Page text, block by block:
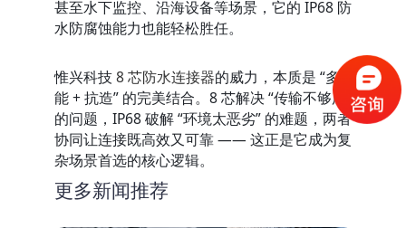
甚至水下监控、沿海设备等场景，它的 IP68 防
水防腐蚀能力也能轻松胜任。
惟兴科技 8 芯防水连接器的威力，本质是 “多
能 + 抗造” 的完美结合。8 芯解决 “传输不够用”
的问题，IP68 破解 “环境太恶劣” 的难题，两者
协同让连接既高效又可靠 —— 这正是它成为复
杂场景首选的核心逻辑。
更多新闻推荐